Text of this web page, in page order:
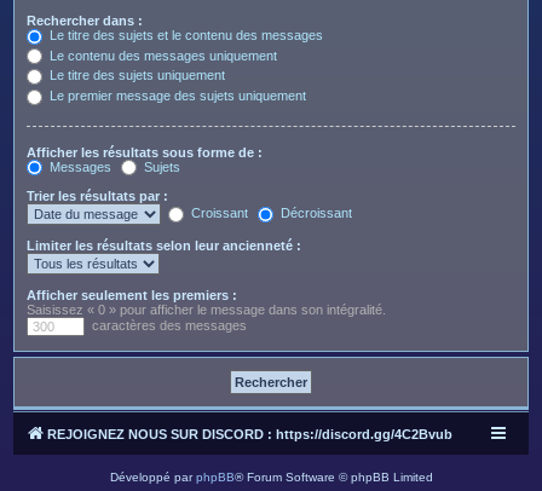
Rechercher dans :
Le titre des sujets et le contenu des messages
Le contenu des messages uniquement
Le titre des sujets uniquement
Le premier message des sujets uniquement
Afficher les résultats sous forme de :
Messages
Sujets
Trier les résultats par :
Croissant
Décroissant
Limiter les résultats selon leur ancienneté :
Afficher seulement les premiers :
Saisissez « 0 » pour afficher le message dans son intégralité.
caractères des messages
REJOIGNEZ NOUS SUR DISCORD : https://discord.gg/4C2Bvub
Développé parphpBB® Forum Software © phpBB Limited